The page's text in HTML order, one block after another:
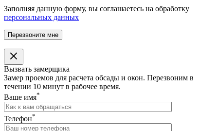
Заполняя данную форму, вы соглашаетесь на обработку
персональных данных
Вызвать замерщика
Замер проемов для расчета обсады и окон. Перезвоним в
течении 10 минут в рабочее время.
Ваше имя*
Телефон*